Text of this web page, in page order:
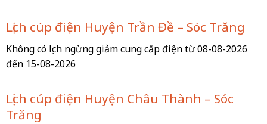
Lịch cúp điện Huyện Trần Đề – Sóc Trăng
Không có lịch ngừng giảm cung cấp điện từ 08-08-2026
đến 15-08-2026
Lịch cúp điện Huyện Châu Thành – Sóc
Trăng